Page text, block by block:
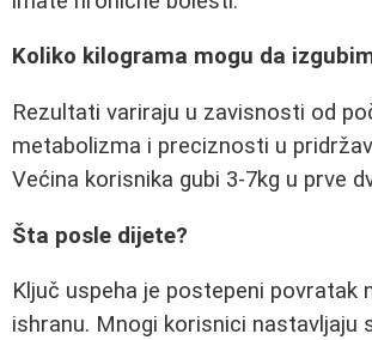
Koliko kilograma mogu da
Rezultati variraju u zavisnosti od
metabolizma i preciznosti u
Većina korisnika gubi 3-7kg u prve
Šta posle dijete?
Ključ uspeha je postepeni povratak
ishranu. Mnogi korisnici nastavljaju